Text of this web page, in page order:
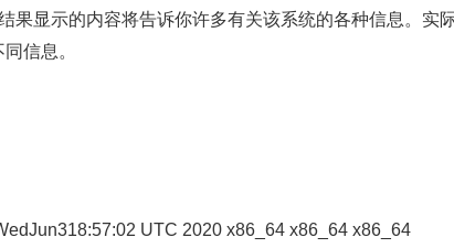
果显示的内容将告诉你许多有关该系统的各种信息。实
信息。
UTC 2020 x86_64 x86_64 x86_64